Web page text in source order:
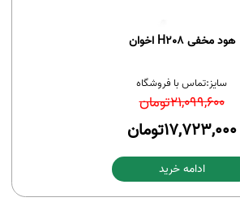
هود مخفی H208 اخوان
سایز:تماس با فروشگاه
21,099,600تومان
17,723,000تومان
ادامه خرید